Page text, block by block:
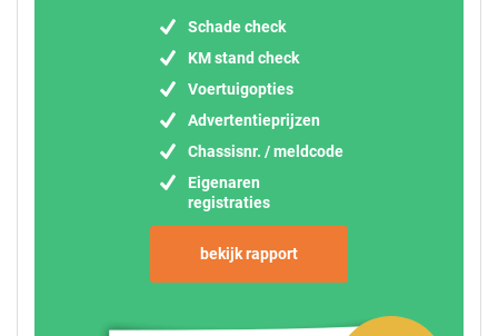
Schade check
KM stand check
Voertuigopties
Advertentieprijzen
Chassisnr. / meldcode
Eigenaren
registraties
bekijk rapport